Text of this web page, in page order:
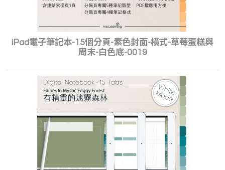
iPad電子筆記本-15個分頁-素色封面-橫式-草莓蛋糕與
周末-白色底-0019